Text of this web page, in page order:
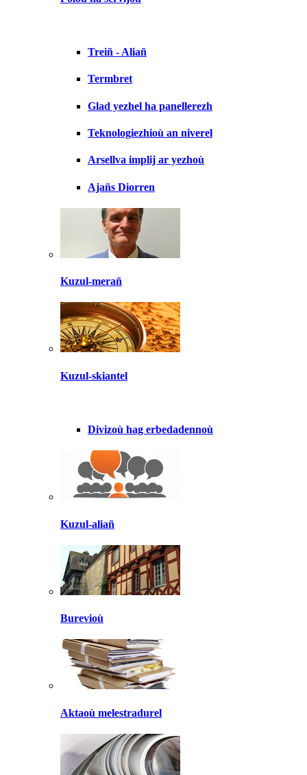
Treiñ - Aliañ
Termbret
Glad yezhel ha panellerezh
Teknologiezhioù an niverel
Arsellva implij ar yezhoù
Ajañs Diorren
Kuzul-merañ
Kuzul-skiantel
Divizoù hag erbedadennoù
Kuzul-aliañ
Burevioù
Aktaoù melestradurel